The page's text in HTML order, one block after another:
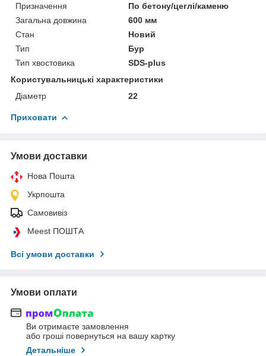
Призначення
По бетону/цеглі/каменю
Загальна довжина
600 мм
Стан
Новий
Тип
Бур
Тип хвостовика
SDS-plus
Користувальницькі характеристики
Діаметр
22
Приховати
Умови доставки
Нова Пошта
Укрпошта
Самовивіз
Meest ПОШТА
Всі умови доставки
Умови оплати
Ви отримаєте замовлення
або гроші повернуться на вашу картку
Детальніше